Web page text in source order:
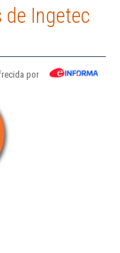
de Ingetec
por